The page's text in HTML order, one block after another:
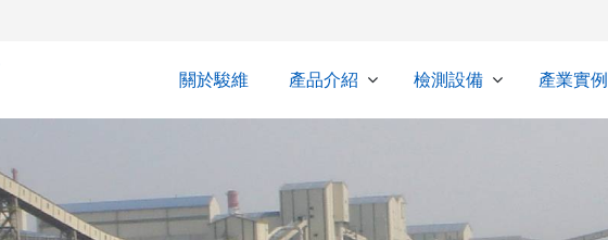
關於駿維 產品介紹 檢測設備 產業實例